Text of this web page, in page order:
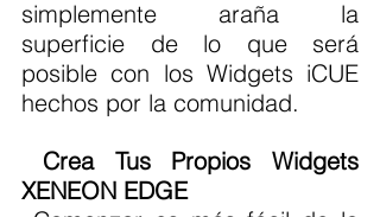
simplemente araña la
superficie de lo que será
posible con los Widgets iCUE
hechos por la comunidad.
Crea Tus Propios Widgets
XENEON EDGE